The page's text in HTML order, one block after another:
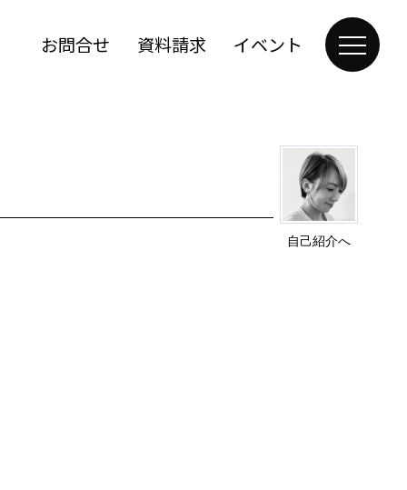
お問合せ 資料請求 イベント
自己紹介へ